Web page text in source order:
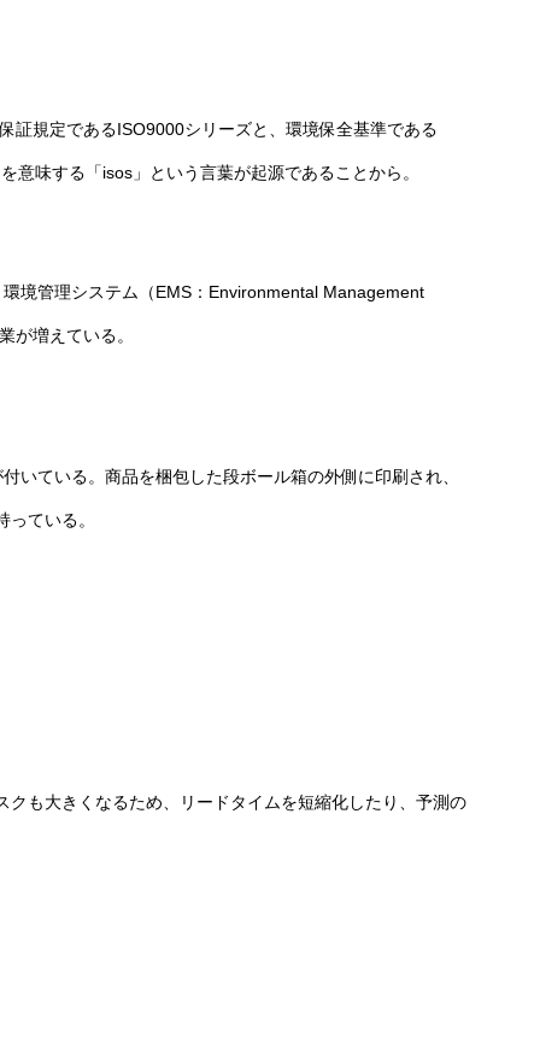
証規定であるISO9000シリーズと、環境保全基準である
味する「isos」という言葉が起源であることから。
境管理システム（EMS：Environmental Management
が増えている。
いている。商品を梱包した段ボール箱の外側に印刷され、
ている。
も大きくなるため、リードタイムを短縮化したり、予測の